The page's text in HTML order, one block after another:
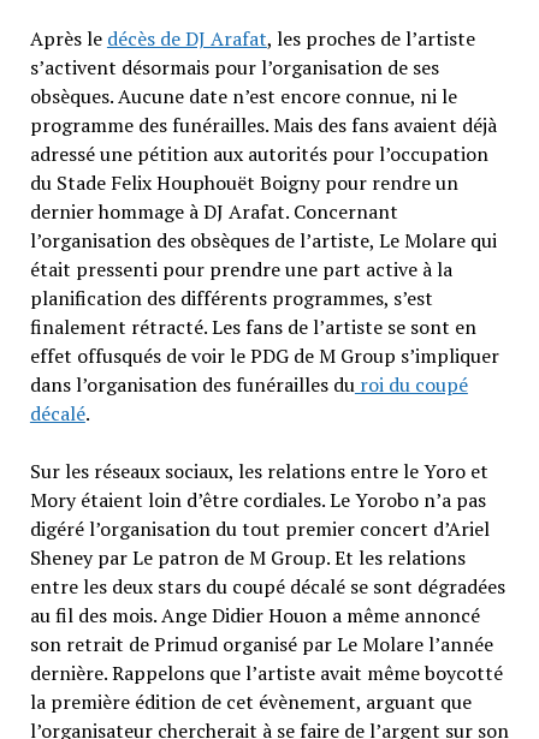
Après le décès de DJ Arafat, les proches de l’artiste
s’activent désormais pour l’organisation de ses
obsèques. Aucune date n’est encore connue, ni le
programme des funérailles. Mais des fans avaient déjà
adressé une pétition aux autorités pour l’occupation
du Stade Felix Houphouët Boigny pour rendre un
dernier hommage à DJ Arafat. Concernant
l’organisation des obsèques de l’artiste, Le Molare qui
était pressenti pour prendre une part active à la
planification des différents programmes, s’est
finalement rétracté. Les fans de l’artiste se sont en
effet offusqués de voir le PDG de M Group s’impliquer
dans l’organisation des funérailles duroi du coupé
décalé.
Sur les réseaux sociaux, les relations entre le Yoro et
Mory étaient loin d’être cordiales. Le Yorobo n’a pas
digéré l’organisation du tout premier concert d’Ariel
Sheney par Le patron de M Group. Et les relations
entre les deux stars du coupé décalé se sont dégradées
au fil des mois. Ange Didier Houon a même annoncé
son retrait de Primud organisé par Le Molare l’année
dernière. Rappelons que l’artiste avait même boycotté
la première édition de cet évènement, arguant que
l’organisateur chercherait à se faire de l’argent sur son